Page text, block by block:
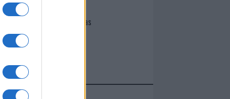
Giovannimaria Cabras